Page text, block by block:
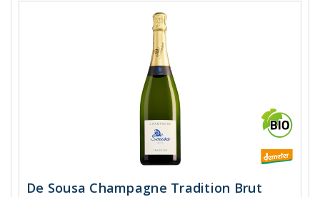
De Sousa Champagne Tradition Brut